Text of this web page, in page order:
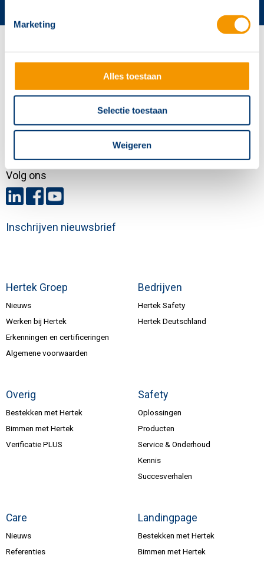
Marketing
Alles toestaan
Selectie toestaan
Weigeren
Hertek Groep
Nieuws
Werken bij Hertek
Erkenningen en certificeringen
Algemene voorwaarden
Bedrijven
Hertek Safety
Hertek Deutschland
Overig
Bestekken met Hertek
Bimmen met Hertek
Verificatie PLUS
Safety
Oplossingen
Producten
Service & Onderhoud
Kennis
Succesverhalen
Care
Nieuws
Referenties
Landingpage
Bestekken met Hertek
Bimmen met Hertek
Hertek Groep hoofdkantoor
6003 DE Weert
+31 (0)495 584111
Volg ons
Inschrijven nieuwsbrief